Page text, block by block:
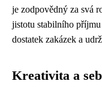
je zodpovědný za svá
jistotu stabilního příjmu
dostatek zakázek a
Kreativita a